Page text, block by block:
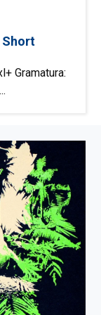
Short
Gramatura: